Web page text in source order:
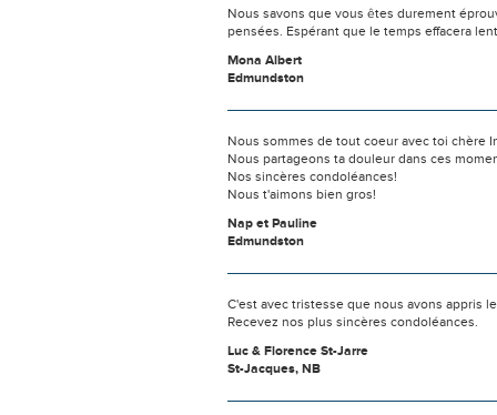
Nous savons que vous êtes durement
pensées. Espérant que le temps effacera
Mona Albert
Edmundston
Nous sommes de tout coeur avec toi chère
Nous partageons ta douleur dans ces
Nos sincères condoléances!
Nous t'aimons bien gros!
Nap et Pauline
Edmundston
C'est avec tristesse que nous avons appris
Recevez nos plus sincères condoléances.
Luc & Florence St-Jarre
St-Jacques, NB